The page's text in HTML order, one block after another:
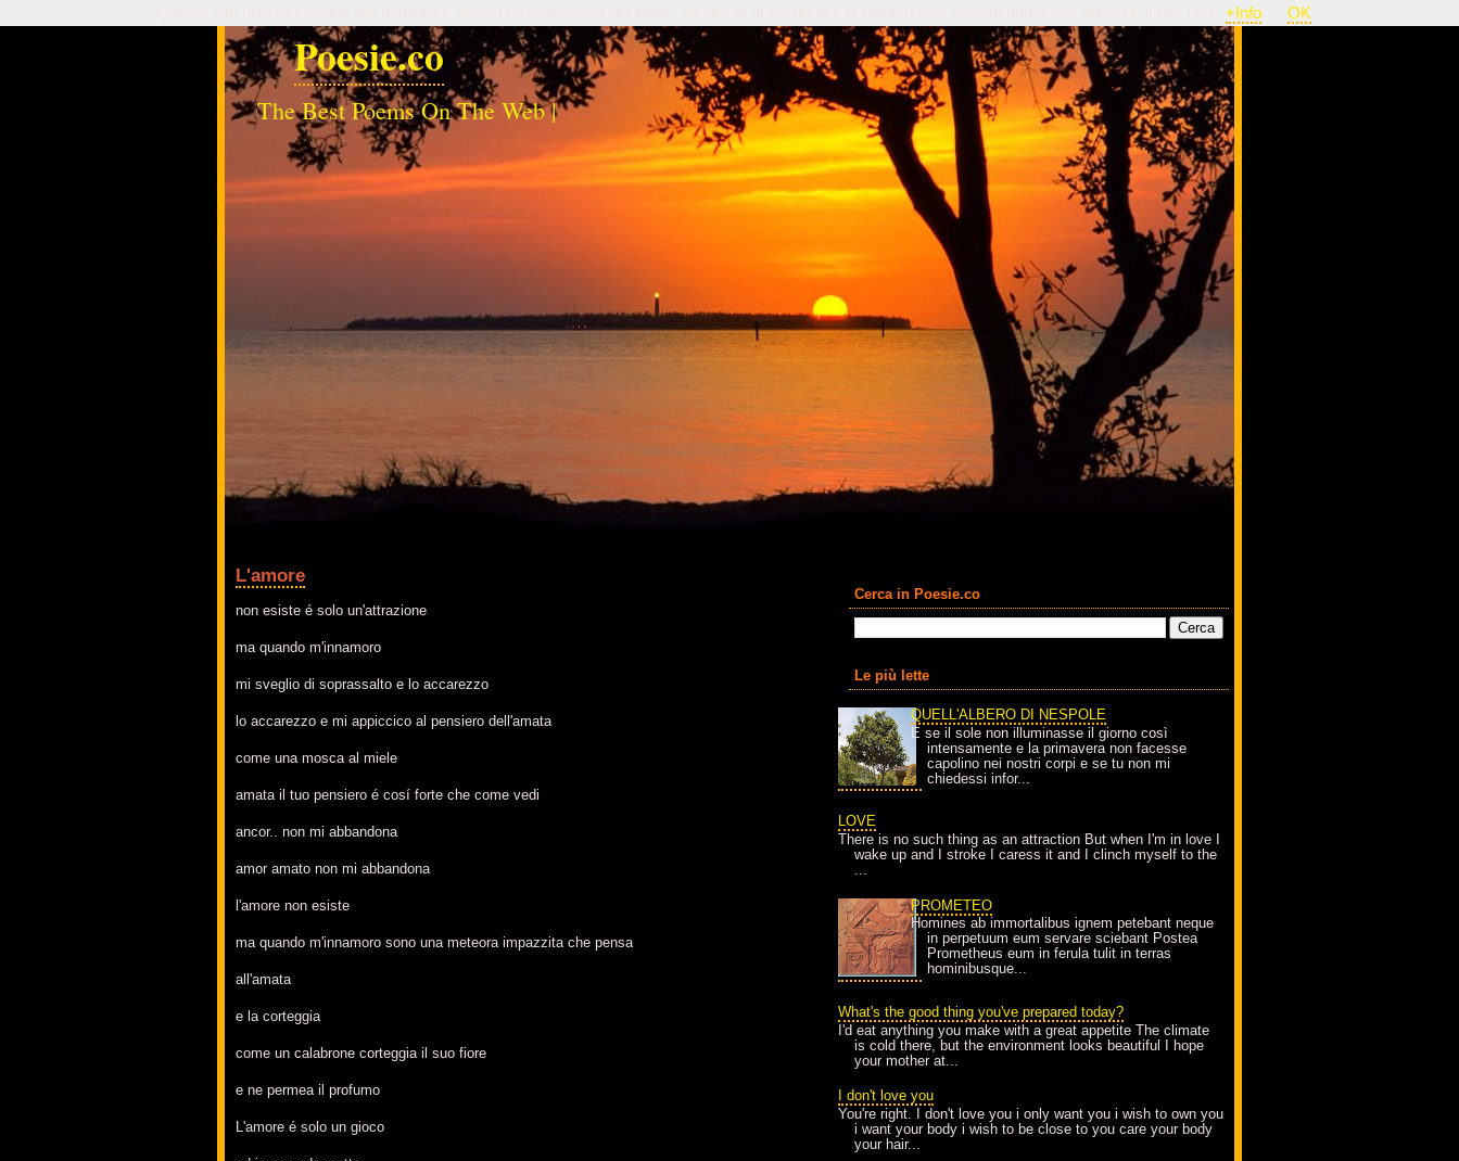
Poesie.co
The Best Poems On The Web |
L'amore
non esiste é solo un'attrazione
ma quando m'innamoro
mi sveglio di soprassalto e lo accarezzo
lo accarezzo e mi appiccico al pensiero dell'amata
come una mosca al miele
amata il tuo pensiero é cosí forte che come vedi
ancor.. non mi abbandona
amor amato non mi abbandona
l'amore non esiste
ma quando m'innamoro sono una meteora impazzita che pensa
all'amata
e la corteggia
come un calabrone corteggia il suo fiore
e ne permea il profumo
L'amore é solo un gioco
Cerca in Poesie.co
Le più lette
QUELL'ALBERO DI NESPOLE
E se il sole non illuminasse il giorno così
intensamente e la primavera non facesse
capolino nei nostri corpi e se tu non mi
chiedessi infor...
LOVE
There is no such thing as an attraction But when I'm in love I
wake up and I stroke I caress it and I clinch myself to the
...
PROMETEO
Homines ab immortalibus ignem petebant neque
in perpetuum eum servare sciebant Postea
Prometheus eum in ferula tulit in terras
hominibusque...
What's the good thing you've prepared today?
I'd eat anything you make with a great appetite The climate
is cold there, but the environment looks beautiful I hope
your mother at...
I don't love you
You're right. I don't love you i only want you i wish to own you
i want your body i wish to be close to you care your body
your hair...
+Info OK